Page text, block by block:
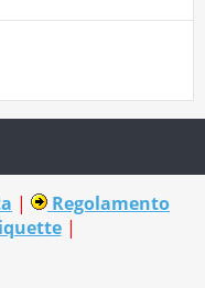
|
Regolamento
|